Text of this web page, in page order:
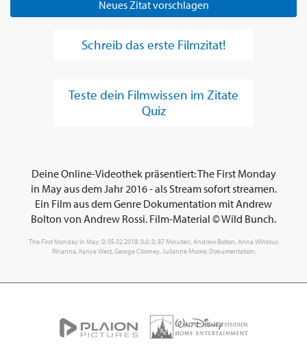
Neues Zitat vorschlagen
Schreib das erste Filmzitat!
Teste dein Filmwissen im Zitate
Quiz
Deine Online-Videothek präsentiert: The First Monday
in May aus dem Jahr 2016 - als Stream sofort streamen.
Ein Film aus dem Genre Dokumentation mit Andrew
Bolton von Andrew Rossi. Film-Material © Wild Bunch.
The First Monday in May; 0; 05.02.2018; 0,0; 0; 87 Minuten; Andrew Bolton, Anna Wintour,
Rihanna, Kanye West, George Clooney, Julianne Moore; Dokumentation;